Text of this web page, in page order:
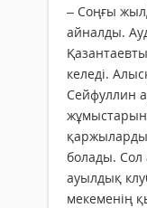
– Соңғы
айналды.
келеді.
Сейфуллин
жұмыстарын
болады. Сол
ауылдық
мекеменің